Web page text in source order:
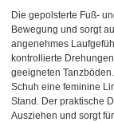
Die gepolsterte Fuß-
Bewegung und sorgt
angenehmes
kontrollierte
geeigneten
Schuh eine feminine
Stand. Der praktische
Ausziehen und sorgt